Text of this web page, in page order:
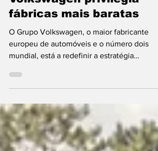
Volkswagen privilegia
fábricas mais baratas
O Grupo Volkswagen, o maior fabricante
europeu de automóveis e o número dois
mundial, está a redefinir a estratégia
base prioritária nos custos de produção, em
detrimento das preferências individuais das
marcas que integram o consórcio. Esta
mudança representa uma alteração